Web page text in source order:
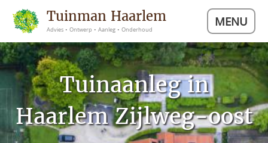
Tuinman Haarlem
Advies • Ontwerp • Aanleg • Onderhoud MENU
Tuinaanleg in
Haarlem Zijlweg-oost